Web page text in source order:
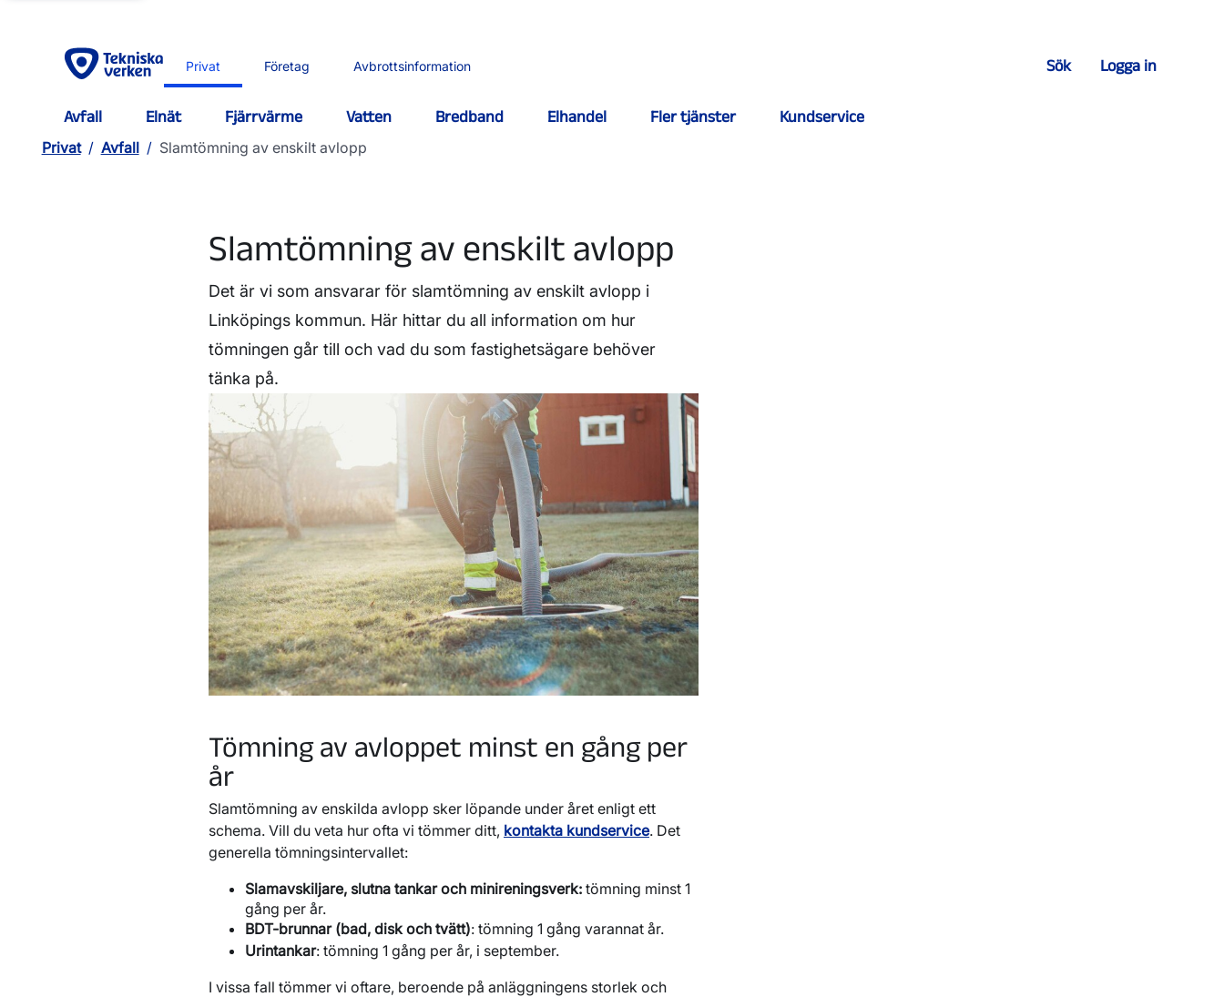
Privat Företag Avbrottsinformation Sök Logga in
Avfall Elnät Fjärrvärme Vatten Bredband Elhandel Fler tjänster
Kundservice
Privat / Avfall / Slamtömning av enskilt avlopp
Slamtömning av enskilt avlopp
Det är vi som ansvarar för slamtömning av enskilt avlopp i
Linköpings kommun. Här hittar du all information om hur
tömningen går till och vad du som fastighetsägare behöver
tänka på.
Tömning av avloppet minst en gång per
år
Slamtömning av enskilda avlopp sker löpande under året enligt ett
schema. Vill du veta hur ofta vi tömmer ditt, kontakta kundservice. Det
generella tömningsintervallet:
Slamavskiljare, slutna tankar och minireningsverk: tömning minst 1
gång per år.
BDT-brunnar (bad, disk och tvätt): tömning 1 gång varannat år.
Urintankar: tömning 1 gång per år, i september.
I vissa fall tömmer vi oftare, beroende på anläggningens storlek och